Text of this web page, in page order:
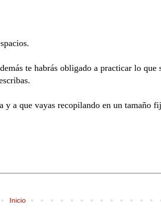
te habrás obligado a practicar lo que
a que vayas recopilando en un tamaño
Inicio